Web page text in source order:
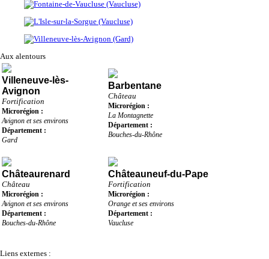
Aux alentours
Villeneuve-lès-
Avignon
Fortification
Microrégion :
Avignon et ses environs
Département :
Gard
Barbentane
Château
Microrégion :
La Montagnette
Département :
Bouches-du-Rhône
Châteaurenard
Château
Microrégion :
Avignon et ses environs
Département :
Bouches-du-Rhône
Châteauneuf-du-Pape
Fortification
Microrégion :
Orange et ses environs
Département :
Vaucluse
Liens externes :